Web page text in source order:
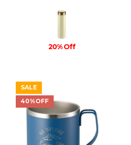
20% Off
SALE
40%OFF